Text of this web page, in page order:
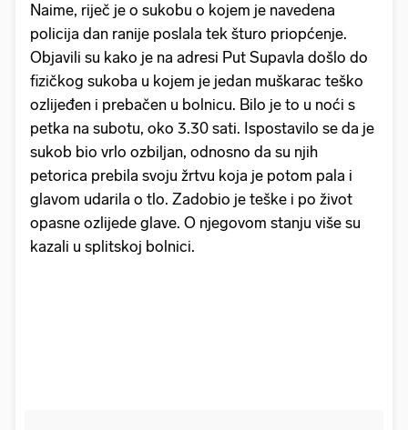
Naime, riječ je o sukobu o kojem je navedena
policija dan ranije poslala tek šturo priopćenje.
Objavili su kako je na adresi Put Supavla došlo do
fizičkog sukoba u kojem je jedan muškarac teško
ozlijeđen i prebačen u bolnicu. Bilo je to u noći s
petka na subotu, oko 3.30 sati. Ispostavilo se da je
sukob bio vrlo ozbiljan, odnosno da su njih
petorica prebila svoju žrtvu koja je potom pala i
glavom udarila o tlo. Zadobio je teške i po život
opasne ozlijede glave. O njegovom stanju više su
kazali u splitskoj bolnici.